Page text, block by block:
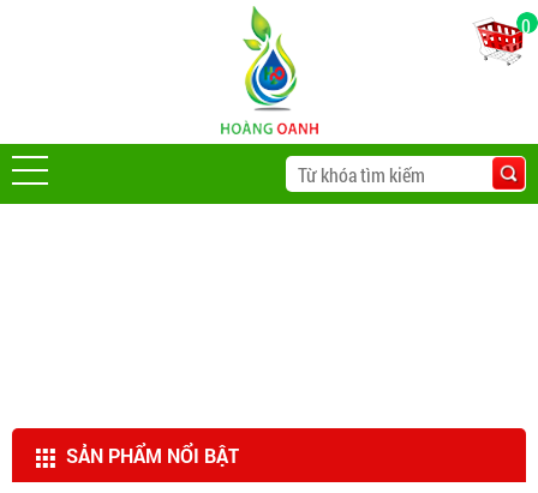
0
SẢN PHẨM NỔI BẬT